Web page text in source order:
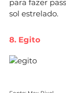
para fazer
sol estrelado.
8. Egito